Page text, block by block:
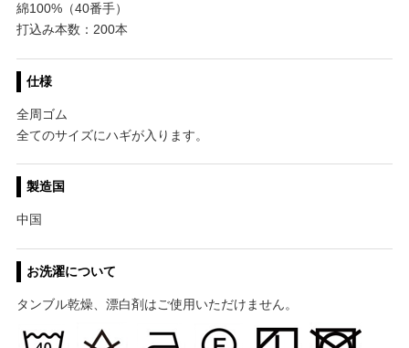
綿100%（40番手）
打込み本数：200本
仕様
全周ゴム
全てのサイズにハギが入ります。
製造国
中国
お洗濯について
タンブル乾燥、漂白剤はご使用いただけません。